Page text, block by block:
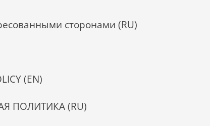
сторонами (RU)
(EN)
ПОЛИТИКА (RU)